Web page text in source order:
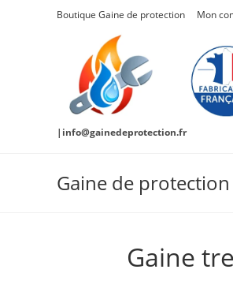
Boutique Gaine de protection Mon
|info@gainedeprotection.fr
Gaine de protection
Gaine